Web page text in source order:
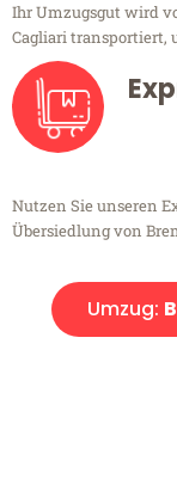
Ihr Umzugsgut wird
Cagliari transportiert,
Nutzen Sie unseren
Übersiedlung von
Umzug: